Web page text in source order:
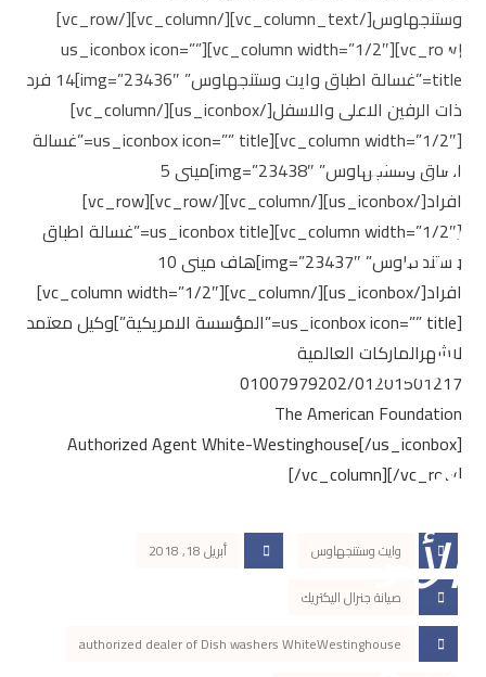
وستنجهاوس[/vc_column_text][/vc_column][/vc_row]
[vc_row][vc_column width=”1/2″][us_iconbox icon=””
title=”غسالة اطباق وايت وستنجهاوس” img=”23436″]14 فرد
ذات الرفين الاعلى والاسفل[/us_iconbox][/vc_column]
[vc_column width=”1/2″][us_iconbox icon=”” title=”غسالة
اطباق وستنجهاوس” img=”23438″]مينى 5
افراد[/us_iconbox][/vc_column][/vc_row][vc_row]
[vc_column width=”1/2″][us_iconbox title=”غسالة اطباق
وستنجهاوس” img=”23437″]هاف مينى 10
افراد[/us_iconbox][/vc_column][vc_column width=”1/2″]
[us_iconbox icon=”” title=”المؤسسة الامريكية”]وكيل معتمد
لاشهرالماركات العالمية
01007979202/01201501217
The American Foundation
Authorized Agent White-Westinghouse[/us_iconbox]
[/vc_column][/vc_row]
وايت وستنجهاوس
أبريل 18, 2018
صيانة جنرال اليكتريك
authorized dealer of Dish washers WhiteWestinghouse